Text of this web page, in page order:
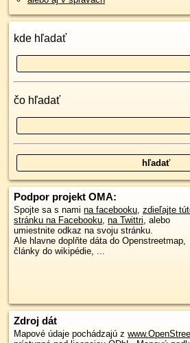
kde hľadať
čo hľadať
Podpor projekt OMA:
Spojte sa s nami na facebooku, zdieľajte
stránku na Facebooku, na Twittri, alebo
umiestnite odkaz na svoju stránku.
Ale hlavne doplňte dáta do Openstreetmap,
články do wikipédie, ...
Zdroj dát
Mapové údaje pochádzajú z